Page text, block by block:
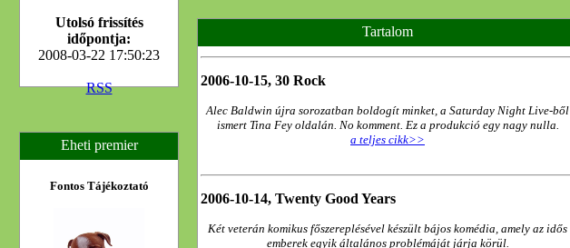
Utolsó frissítés
időpontja:
2008-03-22 17:50:23
RSS
Tartalom
2006-10-15, 30 Rock
Alec Baldwin újra sorozatban boldogít minket, a Saturday Night Live-ből
ismert Tina Fey oldalán. No komment. Ez a produkció egy nagy nulla.
a teljes cikk>>
2006-10-14, Twenty Good Years
Két veterán komikus főszereplésével készült bájos komédia, amely az idős
emberek egyik általános problémáját járja körül.
Eheti premier
Fontos Tájékoztató